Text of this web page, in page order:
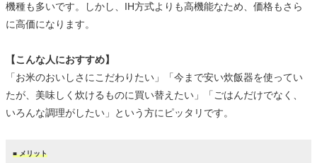
機種も多いです。しかし、IH方式よりも高機能なため、価格もさら
に高価になります。
【こんな人におすすめ】
「お米のおいしさにこだわりたい」「今まで安い炊飯器を使ってい
たが、美味しく炊けるものに買い替えたい」「ごはんだけでなく、
いろんな調理がしたい」という方にピッタリです。
■ メリット